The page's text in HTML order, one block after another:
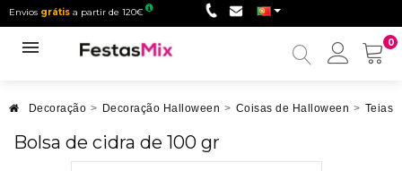
Envios grátis a partir de 120€
0
Minha
Decoração > Decoração Halloween > Coisas de Halloween > Teias
Bolsa de cidra de 100 gr